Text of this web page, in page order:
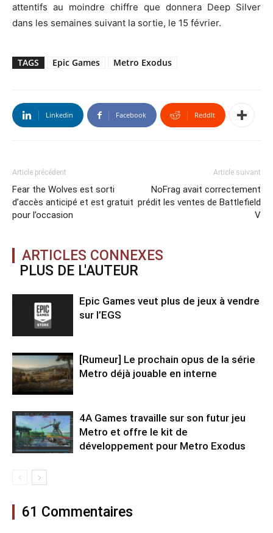
attentifs au moindre chiffre que donnera Deep Silver
dans les semaines suivant la sortie, le 15 février.
TAGS Epic Games Metro Exodus
Linkedin Facebook ReddIt
Article précédent
Fear the Wolves est sorti
d’accès anticipé et est gratuit
pour l’occasion
Article suivant
NoFrag avait correctement
prédit les ventes de Battlefield
V
ARTICLES CONNEXES
PLUS DE L'AUTEUR
Epic Games veut plus de jeux à vendre
sur l’EGS
[Rumeur] Le prochain opus de la série
Metro déjà jouable en interne
4A Games travaille sur son futur jeu
Metro et offre le kit de
développement pour Metro Exodus
61 Commentaires